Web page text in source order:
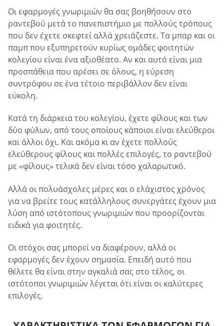
Οι εφαρμογές γνωριμιών θα σας βοηθήσουν στο
ραντεβού μετά το πανεπιστήμιο με πολλούς τρόπους
που δεν έχετε σκεφτεί αλλά χρειάζεστε. Τα μπαρ και οι
παμπ που εξυπηρετούν κυρίως ομάδες φοιτητών
κολεγίου είναι ένα αξιοθέατο. Αν και αυτό είναι μια
προσπάθεια που αρέσει σε όλους, η εύρεση
συντρόφου σε ένα τέτοιο περιβάλλον δεν είναι
εύκολη.
Κατά τη διάρκεια του κολεγίου, έχετε φίλους και των
δύο φύλων, από τους οποίους κάποιοι είναι ελεύθεροι
και άλλοι όχι. Και ακόμα κι αν έχετε πολλούς
ελεύθερους φίλους και πολλές επιλογές, το ραντεβού
με «φίλους» τελικά δεν είναι τόσο χαλαρωτικό.
Αλλά οι πολυάσχολες μέρες και ο ελάχιστος χρόνος
για να βρείτε τους κατάλληλους συνεργάτες έχουν μια
λύση από ιστότοπους γνωριμιών που προορίζονται
ειδικά για φοιτητές.
Οι στόχοι σας μπορεί να διαφέρουν, αλλά οι
εφαρμογές δεν έχουν σημασία. Επειδή αυτό που
θέλετε θα είναι στην αγκαλιά σας στο τέλος, οι
ιστότοποι γνωριμιών λέγεται ότι είναι οι καλύτερες
επιλογές.